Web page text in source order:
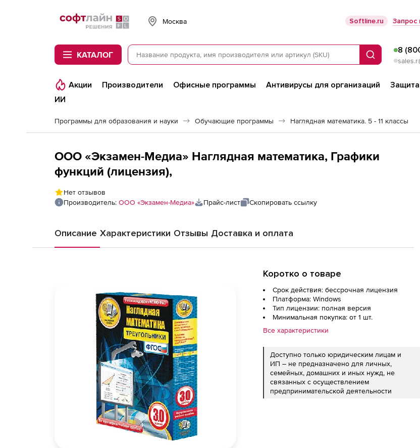
Softline
Москва Softline.ru Запрос
КАТАЛОГ Поиск
8
Акции Производители Офисные программы Антивирусы для организаций
ИИ
Программы для образования и науки Обучающие программы Наглядная математика. 5 - 11 классы
ООО «Экзамен-Медиа» Наглядная математика, Графики
функций (лицензия),
Нет отзывов
Производитель: ООО «Экзамен-Медиа» Прайс-лист Скопировать ссылку
Описание Характеристики Отзывы Доставка и оплата
Коротко о товаре
Срок действия: бессрочная лицензия
Платформа: Windows
Тип лицензии: полная версия
Минимальная покупка: от 1 шт.
Все характеристики
Доступно только юридическим лицам и
ИП – не предназначено для личных,
семейных, домашних и иных нужд, не
связанных с осуществлением
предпринимательской деятельности